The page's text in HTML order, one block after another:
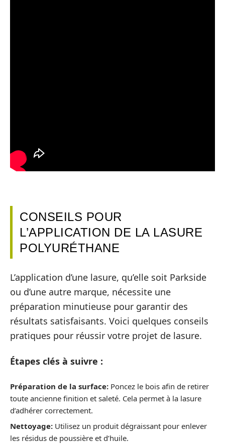
CONSEILS POUR
L’APPLICATION DE LA LASURE
POLYURÉTHANE
L’application d’une lasure, qu’elle soit Parkside
ou d’une autre marque, nécessite une
préparation minutieuse pour garantir des
résultats satisfaisants. Voici quelques conseils
pratiques pour réussir votre projet de lasure.
Étapes clés à suivre :
Préparation de la surface: Poncez le bois afin de retirer
toute ancienne finition et saleté. Cela permet à la lasure
d’adhérer correctement.
Nettoyage: Utilisez un produit dégraissant pour enlever
les résidus de poussière et d’huile.